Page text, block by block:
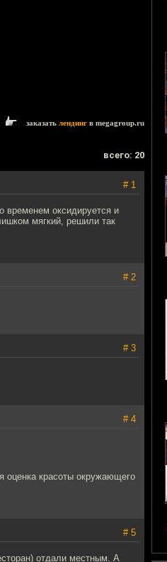
заказать лендинг в megagroup.ru
всего: 20
# 1
временем оксидируется и
мягкий, решили так
# 2
# 3
# 4
оценка красоты окружающего
# 5
отдали местным. А